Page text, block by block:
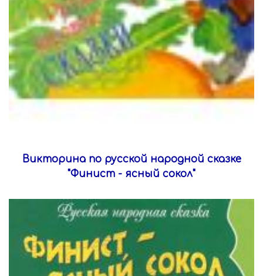
Викторина по русской народной сказке
"Финист - ясный сокол"